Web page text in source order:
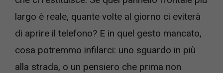
largo è reale, quante volte al giorno ci eviterà
di aprire il telefono? E in quel gesto mancato,
cosa potremmo infilarci: uno sguardo in più
alla strada, o un pensiero che prima non